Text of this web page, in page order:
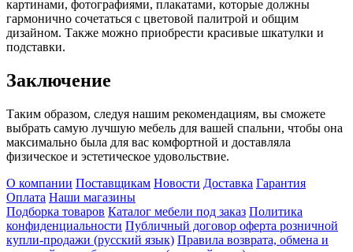
картинами, фотографиями, плакатами, которые должны
гармонично сочетаться с цветовой палитрой и общим
дизайном. Также можно приобрести красивые шкатулки и
подставки.
Заключение
Таким образом, следуя нашим рекомендациям, вы сможете
выбрать самую лучшую мебель для вашей спальни, чтобы она
максимально была для вас комфортной и доставляла
физическое и эстетическое удовольствие.
О компании Поставщикам Новости Доставка Гарантия
Оплата Наши магазины
Подборка товаров Каталог мебели под заказ Политика
конфиденциальности Публичный договор оферта розничной
купли-продажи (русский язык) Правила возврата, обмена и